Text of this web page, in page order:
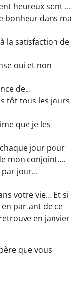
heureux sont …
bonheur dans ma
la satisfaction de
oui et non
de…
tôt tous les jours
que je les
jour pour
mon conjoint….
par jour…
votre vie… Et si
partant de ce
en janvier
que vous